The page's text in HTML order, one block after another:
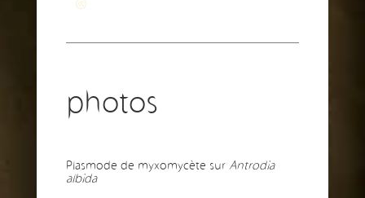
photos
Plasmode de myxomycète sur Antrodia
albida